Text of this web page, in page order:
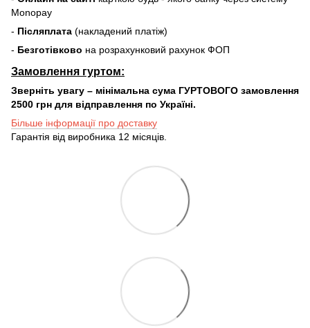
Monopay
- Післяплата (накладений платіж)
- Безготівково на розрахунковий рахунок ФОП
Замовлення гуртом:
Зверніть увагу – мінімальна сума ГУРТОВОГО замовлення
2500 грн для відправлення по Україні.
Більше інформації про доставку
Гарантія від виробника 12 місяців.